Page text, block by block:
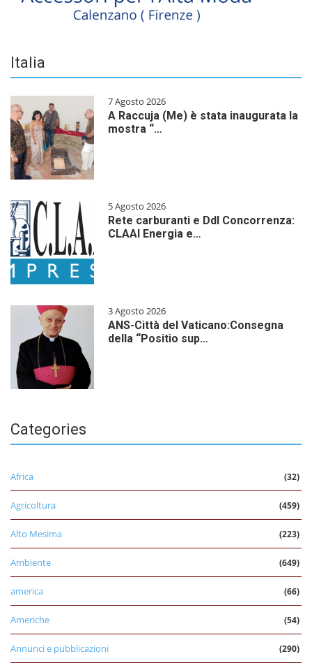
Italia
7 Agosto 2026
A Raccuja (Me) è stata inaugurata la
mostra “…
5 Agosto 2026
Rete carburanti e Ddl Concorrenza:
CLAAI Energia e…
3 Agosto 2026
ANS-Città del Vaticano:Consegna
della “Positio sup…
Categories
Africa (32)
Agricoltura (459)
Alto Mesima (223)
Ambiente (649)
america (66)
Americhe (54)
Annunci e pubblicazioni (290)